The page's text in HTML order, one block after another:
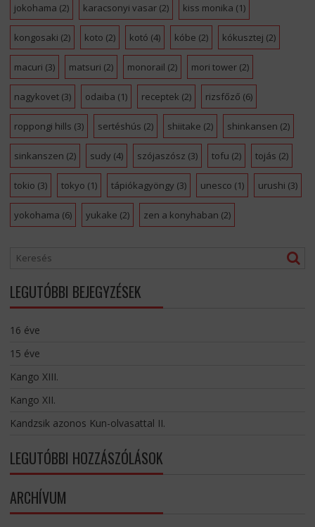
jokohama (2) karacsonyi vasar(2) kiss monika (1)
kongosaki (2) koto (2) kotó (4) kóbe (2) kókusztej (2)
macuri (3) matsuri (2) monorail (2) mori tower(2)
nagykovet(3) odaiba (1) receptek (2) rizsfőző (6)
roppongi hills (3) sertéshús (2) shiitake (2) shinkansen (2)
sinkanszen (2) sudy (4) szójaszósz (3) tofu (2) tojás (2)
tokio (3) tokyo (1) tápiókagyöngy (3) unesco (1) urushi (3)
yokohama (6) yukake (2) zen a konyhaban (2)
LEGUTÓBBI BEJEGYZÉSEK
16 éve
15 éve
Kango XIII.
Kango XII.
Kandzsik azonos Kun-olvasattal II.
LEGUTÓBBI HOZZÁSZÓLÁSOK
ARCHÍVUM